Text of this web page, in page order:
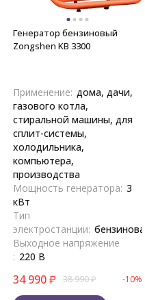
Генератор бензиновый
Zongshen KB 3300
Применение: дома, дачи,
газового котла,
стиральной машины, для
сплит-системы,
холодильника,
компьютера,
производства
Мощность генератора: 3
кВт
Тип
электростанции: бензиновая
Выходное напряжение
: 220 В
34 990₽ 38 990₽ -10%